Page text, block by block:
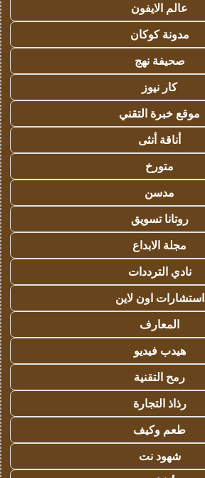
عالم الايفون
مدونة كوكان
صحيفة نهج
كار نيوز
موقع خبرة التقني
أناقة أنثى
متورخ
مدسن
روتانا تسويق
مجلة الابداع
نادي الترددات
استشارات اون لاين
المعارف
هيدب فيديو
رمح التقنية
رذاذ التجارة
طعم وكيف
شهود نت